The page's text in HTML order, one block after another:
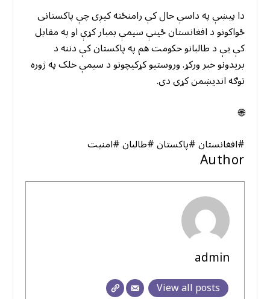
دا پیښې په داسې حال کې رامنځته کیږی چې پاکستانی
ځواکونو د افغانستان ځینې سیمې بمبار کړې او په مقابل
کې یې د طالبانو حکومت هم په پاکستان کې دننه د
بریدونو خبر ورکړ. وروستیو کړکیچونو د سیمې خلک په ژوره
توګه اندیښمن کړی دی.
🌐
#افغانستان #پاکستان #طالبان #امنیت
Author
admin
View all posts